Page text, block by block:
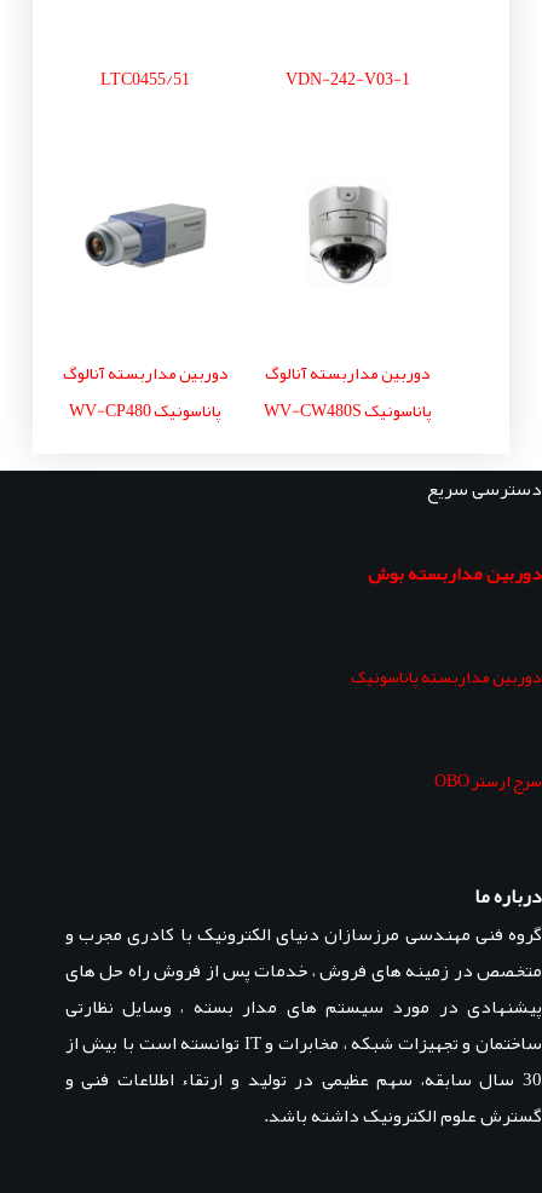
VDN-242-V03-1
LTC0455/51
دوربین مداربسته آنالوگ
پاناسونیک WV-CW480S
دوربین مداربسته آنالوگ
پاناسونیک WV-CP480
دسترسی سریع
دوربین مداربسته بوش
دوربین مداربسته پاناسونیک
سرج ارستر OBO
درباره ما
گروه فنی مهندسی مرزسازان دنیای الکترونیک با کادری مجرب و
متخصص در زمینه های فروش ، خدمات پس از فروش راه حل های
پیشنهادی در مورد سیستم های مدار بسته ، وسایل نظارتی
ساختمان و تجهیزات شبکه ، مخابرات و IT توانسته است با بیش از
30 سال سابقه، سهم عظیمی در تولید و ارتقاء اطلاعات فنی و
گسترش علوم الکترونیک داشته باشد.